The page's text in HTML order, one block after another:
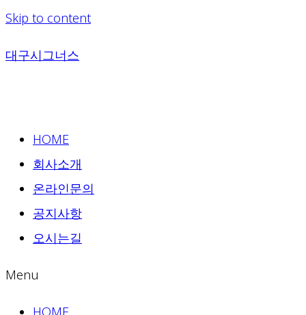
Skip to content
대구시그너스
HOME
회사소개
온라인문의
공지사항
오시는길
Menu
HOME